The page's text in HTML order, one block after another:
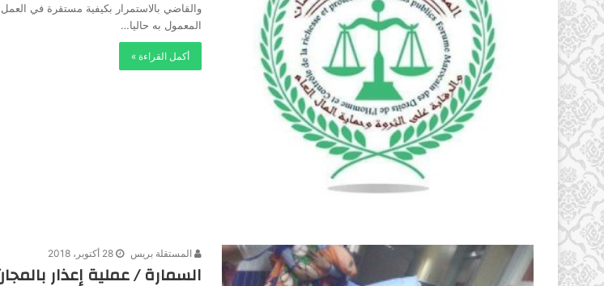
والقاضي بالاستمرار بكيفية مستقرة في
المعمول به حاليا…
أكمل القراءة »
المستقلة بريس 28 أكتوبر، 2018
السمارة / عملية إعذار